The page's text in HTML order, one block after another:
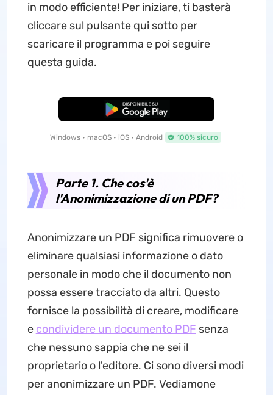
in modo efficiente! Per iniziare, ti basterà
cliccare sul pulsante qui sotto per
scaricare il programma e poi seguire
questa guida.
Download Gratis
Windows • macOS • iOS • Android 100% sicuro
Parte 1. Che cos'è
l'Anonimizzazione di un PDF?
Anonimizzare un PDF significa rimuovere o
eliminare qualsiasi informazione o dato
personale in modo che il documento non
possa essere tracciato da altri. Questo
fornisce la possibilità di creare, modificare
e condividere un documento PDF senza
che nessuno sappia che ne sei il
proprietario o l'editore. Ci sono diversi modi
per anonimizzare un PDF. Vediamone